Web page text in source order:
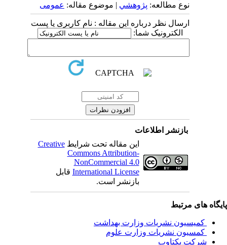
نوع مطالعه:پژوهشي| موضوع مقاله:عمومى
ارسال نظر درباره این مقاله : نام کاربری یا پست
الکترونیک شما:
بازنشر اطلاعات
این مقاله تحت شرایطCreative
Commons Attribution-
NonCommercial 4.0
International Licenseقابل
بازنشر است.
های مرتبط
کمیسیون نشریات وزارت بهداشت
کمسیون نشریات وزارت علوم
شرکت یکتاوب